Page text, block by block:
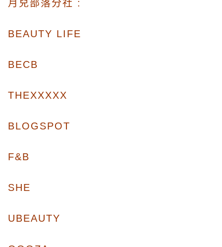
月兒部落分社 :
BEAUTY LIFE
BECB
THEXXXXX
BLOGSPOT
F&B
SHE
UBEAUTY